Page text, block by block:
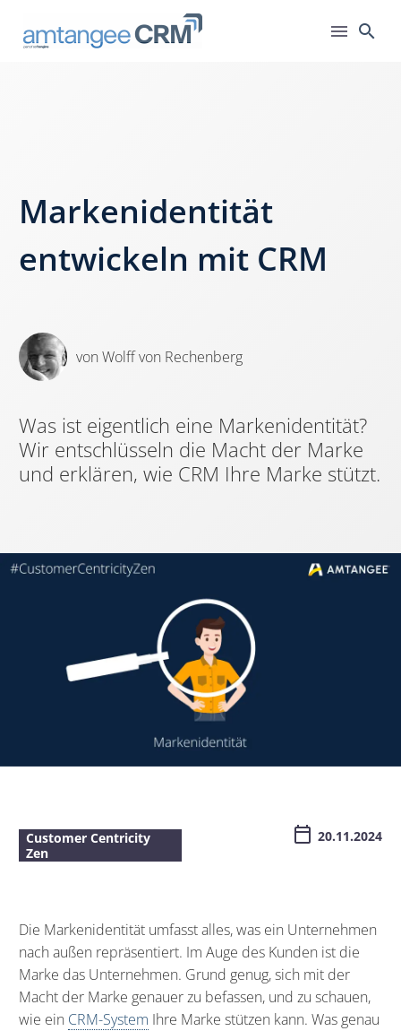
Markenidentität
entwickeln mit CRM
von Wolff von Rechenberg
Was ist eigentlich eine Markenidentität?
Wir entschlüsseln die Macht der Marke
und erklären, wie CRM Ihre Marke stützt.
Customer Centricity
Zen
20.11.2024
Die Markenidentität umfasst alles, was ein Unternehmen
nach außen repräsentiert. Im Auge des Kunden ist die
Marke das Unternehmen. Grund genug, sich mit der
Macht der Marke genauer zu befassen, und zu schauen,
wie ein CRM-System Ihre Marke stützen kann. Was genau